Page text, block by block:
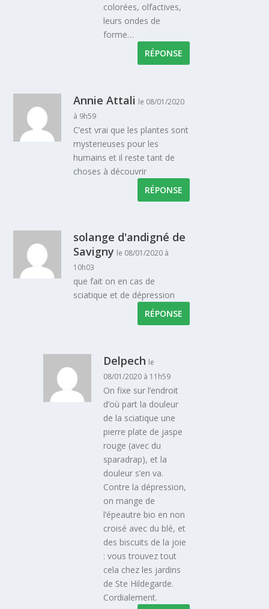
colorées, olfactives,
leurs ondes de
forme…
RÉPONSE
Annie Attali le 08/01/2020
à 9h59
C’est vrai que les plantes sont
mysterieuses pour les
humains et il reste tant de
choses à découvrir
RÉPONSE
solange d'andigné de
Savigny le 08/01/2020 à
10h03
que fait on en cas de
sciatique et de dépression
RÉPONSE
Delpech le
08/01/2020 à 11h59
On fixe sur l’endroit
d’où part la douleur
de la sciatique une
pierre plate de jaspe
rouge (avec du
sparadrap), et la
douleur s’en va.
Contre la dépression,
on mange de
l’épeautre bio en non
croisé avec du blé, et
des biscuits de la joie
: vous trouvez tout
cela chez les jardins
de Ste Hildegarde.
Cordialement.